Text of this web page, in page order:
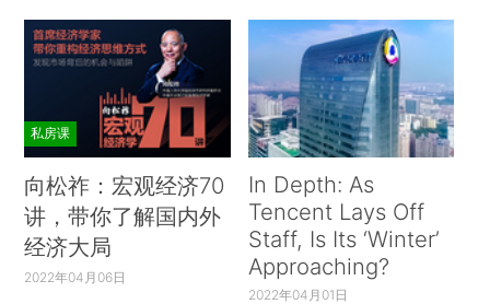
私房课
向松祚：宏观经济70
讲，带你了解国内外
经济大局
2022年04月06日
In Depth: As
Tencent Lays Off
Staff, Is Its ‘Winter’
Approaching?
2022年04月01日